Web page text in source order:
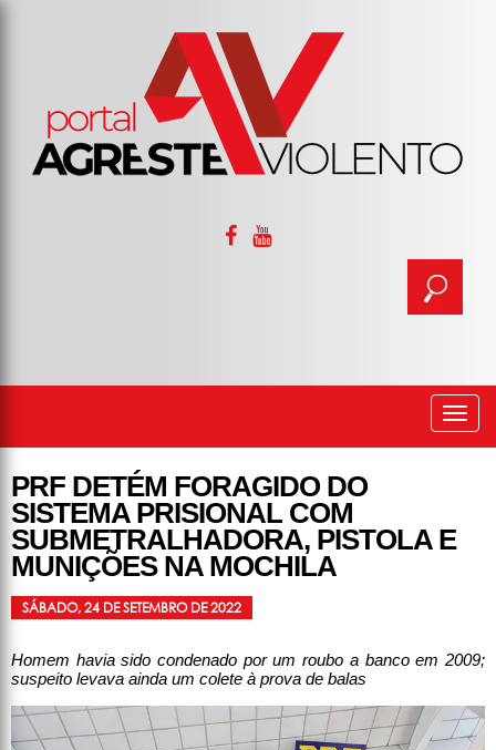
PRF DETÉM FORAGIDO DO
SISTEMA PRISIONAL COM
SUBMETRALHADORA, PISTOLA E
MUNIÇÕES NA MOCHILA
SÁBADO, 24 DE SETEMBRO DE 2022
Homem havia sido condenado por um roubo a banco em 2009;
suspeito levava ainda um colete à prova de balas